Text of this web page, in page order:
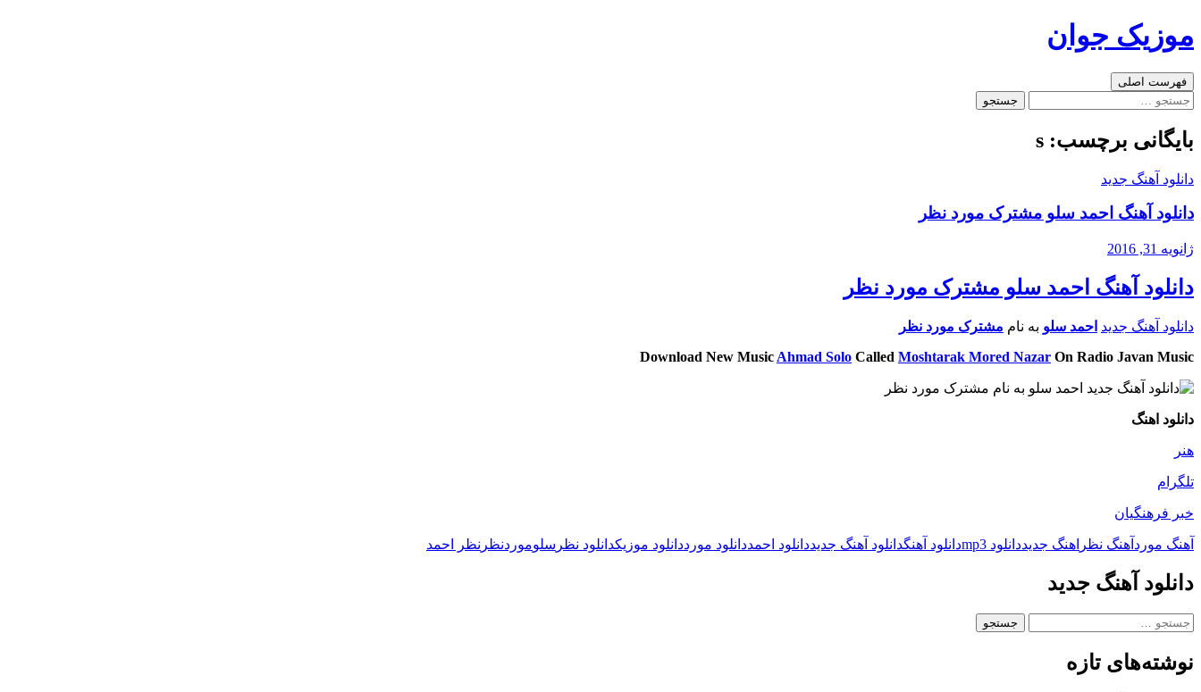
به
موزیک جوان
جست‌وجو
فهرست اصلی
جستجو
بایگانی برچسب: s
دانلود آهنگ جدید
دانلود آهنگ احمد سلو مشترک مورد نظر
ژانویه 31, 2016
دانلود آهنگ احمد سلو مشترک مورد نظر
دانلود آهنگ جدید احمد سلو به نام مشترک مورد نظر
Download New Music Ahmad Solo Called Moshtarak Mored Nazar On Radio Javan Music
دانلود اهنگ
هنر
تلگرام
خبر فرهنگیان
آهنگ مورد آهنگ نظر اهنگ جدیددانلود mp3 دانلود آهنگدانلود آهنگ جدیددانلود احمددانلود مورددانلود موزیکدانلود نظر سلوموردنظر نظر احمد
دانلود آهنگ جدید
جستجو
نوشته‌های تازه